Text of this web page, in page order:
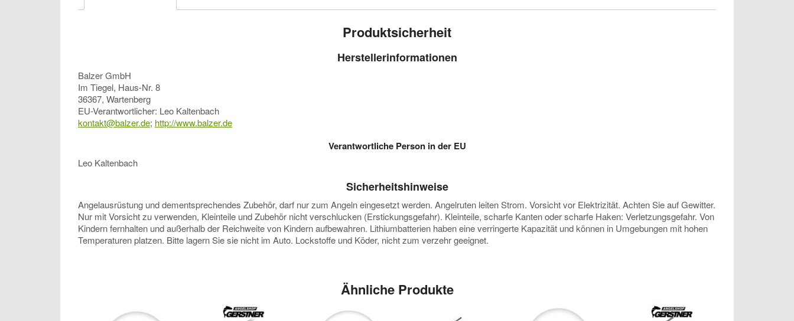
Produktsicherheit
Herstellerinformationen
Balzer GmbH
Im Tiegel, Haus-Nr. 8
36367, Wartenberg
EU-Verantwortlicher: Leo Kaltenbach
kontakt@balzer.de; http://www.balzer.de
Verantwortliche Person in der EU
Leo Kaltenbach
Sicherheitshinweise
Angelausrüstung und dementsprechendes Zubehör, darf nur zum Angeln eingesetzt werden. Angelruten leiten Strom. Vorsicht vor Elektrizität. Achten Sie auf Gewitter.
Nur mit Vorsicht zu verwenden, Kleinteile und Zubehör nicht verschlucken (Erstickungsgefahr). Kleinteile, scharfe Kanten oder scharfe Haken: Verletzungsgefahr. Von
Kindern fernhalten und außerhalb der Reichweite von Kindern aufbewahren. Lithiumbatterien haben eine verringerte Kapazität und können in Umgebungen mit hohen
Temperaturen platzen. Bitte lagern Sie sie nicht im Auto. Lockstoffe und Köder, nicht zum verzehr geeignet.
Ähnliche Produkte